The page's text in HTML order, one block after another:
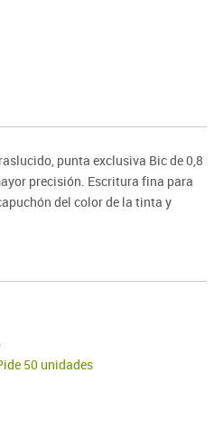
punta exclusiva Bic de 0,8
precisión. Escritura fina para
del color de la tinta y
50 unidades